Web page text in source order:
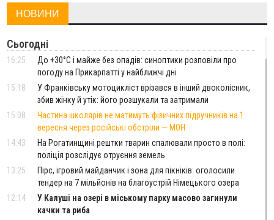
НОВИНИ
Сьогодні
16:25
До +30°C і майже без опадів: синоптики розповіли про
погоду на Прикарпатті у найближчі дні
15:18
У Франківську мотоцикліст врізався в інший двоколісник,
збив жінку й утік: його розшукали та затримали
15:08
Частина школярів не матимуть фізичних підручників на 1
вересня через російські обстріли — МОН
14:43
На Рогатинщині рештки тварин спалювали просто в полі:
поліція розслідує отруєння земель
13:25
Пірс, ігровий майданчик і зона для пікніків: оголосили
тендер на 7 мільйонів на благоустрій Німецького озера
12:14
У Калуші на озері в міському парку масово загинули
качки та риба